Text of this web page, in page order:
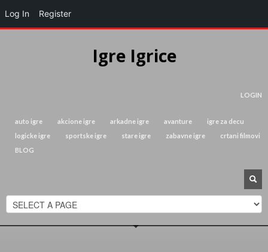
Igre Igrice
LOGIN
auto igre akcione igre arkadne igre avanture
igre za decu
logicke igre
sportske igre stare igre zabavne igre
crtani filmovi
BLOG
Log In Register